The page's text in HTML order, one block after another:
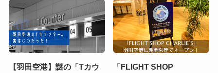
【羽田空港】謎の「Tカウ
「FLIGHT SHOP